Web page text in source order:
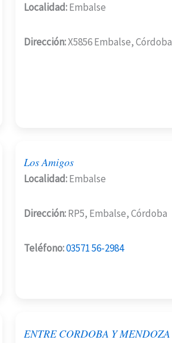
Localidad:Embalse
Dirección:X5856 Embalse, Córdoba
Los Amigos
Localidad:Embalse
Dirección:RP5, Embalse, Córdoba
Teléfono:03571 56-2984
ENTRE CORDOBA Y MENDOZA